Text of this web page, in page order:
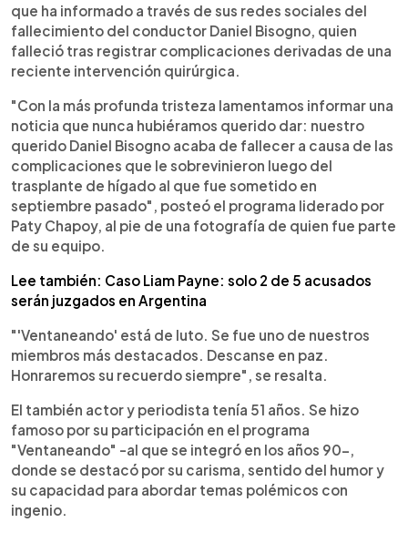
que ha informado a través de sus redes sociales del
fallecimiento del conductor Daniel Bisogno, quien
falleció tras registrar complicaciones derivadas de una
reciente intervención quirúrgica.
"Con la más profunda tristeza lamentamos informar una
noticia que nunca hubiéramos querido dar: nuestro
querido Daniel Bisogno acaba de fallecer a causa de las
complicaciones que le sobrevinieron luego del
trasplante de hígado al que fue sometido en
septiembre pasado", posteó el programa liderado por
Paty Chapoy, al pie de una fotografía de quien fue parte
de su equipo.
Lee también: Caso Liam Payne: solo 2 de 5 acusados
serán juzgados en Argentina
"'Ventaneando' está de luto. Se fue uno de nuestros
miembros más destacados. Descanse en paz.
Honraremos su recuerdo siempre", se resalta.
El también actor y periodista tenía 51 años. Se hizo
famoso por su participación en el programa
"Ventaneando" -al que se integró en los años 90-,
donde se destacó por su carisma, sentido del humor y
su capacidad para abordar temas polémicos con
ingenio.